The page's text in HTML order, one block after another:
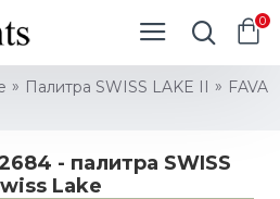
0
Палитра SWISS LAKE II
FAVA
- палитра SWISS
Lake